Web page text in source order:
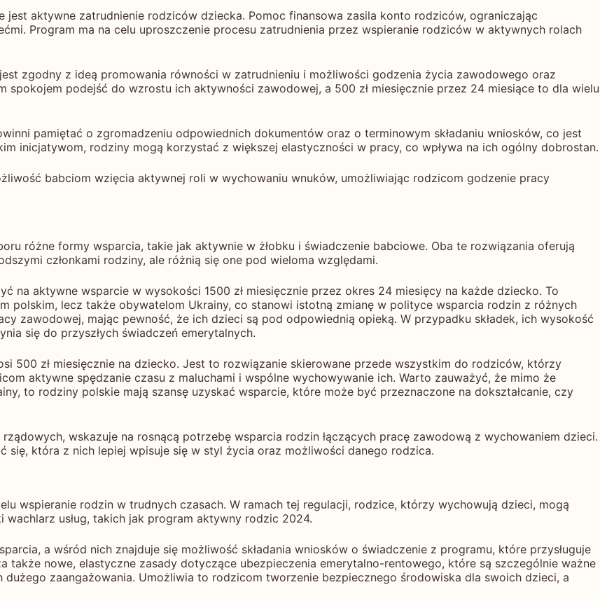
aktywne zatrudnienie rodziców dziecka. Pomoc finansowa zasila konto rodziców, ograniczając
Program ma na celu uproszczenie procesu zatrudnienia przez wspieranie rodziców w aktywnych rolach
zgodny z ideą promowania równości w zatrudnieniu i możliwości godzenia życia zawodowego oraz
podejść do wzrostu ich aktywności zawodowej, a 500 zł miesięcznie przez 24 miesiące to dla wielu
pamiętać o zgromadzeniu odpowiednich dokumentów oraz o terminowym składaniu wniosków, co jest
inicjatywom, rodziny mogą korzystać z większej elastyczności w pracy, co wpływa na ich ogólny dobrostan.
babciom wzięcia aktywnej roli w wychowaniu wnuków, umożliwiając rodzicom godzenie pracy
różne formy wsparcia, takie jak aktywnie w żłobku i świadczenie babciowe. Oba te rozwiązania oferują
członkami rodziny, ale różnią się one pod wieloma względami.
na aktywne wsparcie w wysokości 1500 zł miesięcznie przez okres 24 miesięcy na każde dziecko. To
polskim, lecz także obywatelom Ukrainy, co stanowi istotną zmianę w polityce wsparcia rodzin z różnych
zawodowej, mając pewność, że ich dzieci są pod odpowiednią opieką. W przypadku składek, ich wysokość
się do przyszłych świadczeń emerytalnych.
500 zł miesięcznie na dziecko. Jest to rozwiązanie skierowane przede wszystkim do rodziców, którzy
aktywne spędzanie czasu z maluchami i wspólne wychowywanie ich. Warto zauważyć, że mimo że
to rodziny polskie mają szansę uzyskać wsparcie, które może być przeznaczone na dokształcanie, czy
wskazuje na rosnącą potrzebę wsparcia rodzin łączących pracę zawodową z wychowaniem dzieci.
która z nich lepiej wpisuje się w styl życia oraz możliwości danego rodzica.
wspieranie rodzin w trudnych czasach. W ramach tej regulacji, rodzice, którzy wychowują dzieci, mogą
usług, takich jak program aktywny rodzic 2024.
a wśród nich znajduje się możliwość składania wniosków o świadczenie z programu, które przysługuje
nowe, elastyczne zasady dotyczące ubezpieczenia emerytalno-rentowego, które są szczególnie ważne
zaangażowania. Umożliwia to rodzicom tworzenie bezpiecznego środowiska dla swoich dzieci, a